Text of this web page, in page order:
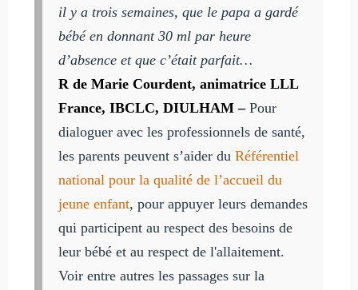
il y a trois semaines, que le papa a gardé
bébé en donnant 30 ml par heure
d’absence et que c’était parfait…
R de Marie Courdent, animatrice LLL
France, IBCLC, DIULHAM –Pour
dialoguer avec les professionnels de santé,
les parents peuvent s’aider du Référentiel
national pour la qualité de l’accueil du
jeune enfant, pour appuyer leurs demandes
qui participent au respect des besoins de
leur bébé et au respect de l'allaitement.
Voir entre autres les passages sur la